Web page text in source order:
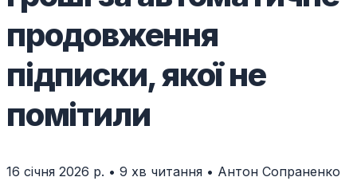
продовження
підписки, якої не
помітили
16 січня 2026 р. • 9 хв читання • Антон Сопраненко